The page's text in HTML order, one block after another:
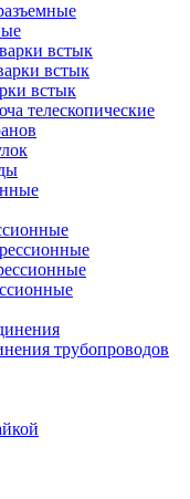
встык
встык
встык
телескопические
трубопроводов